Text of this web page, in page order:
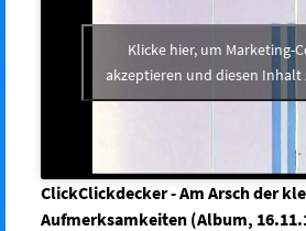
Klicke hier, um Marketing-
akzeptieren und diesen Inhalt
ClickClickdecker - Am Arsch der
Aufmerksamkeiten (Album,